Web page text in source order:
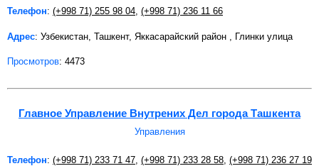
Телефон: (+998 71) 255 98 04 (+998 71) 236 11 66
Адрес: Узбекистан, Ташкент, Яккасарайский район , Глинки улица
Просмотров: 4473
Главное Управление Внутрених Дел города Ташкента
Управления
Телефон: (+998 71) 233 71 47 (+998 71) 233 28 58 (+998 71) 236 27 19